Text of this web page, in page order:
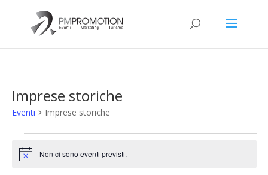
Imprese storiche
Eventi Imprese storiche
Eventi
for
Notice Non ci sono eventi previsti.